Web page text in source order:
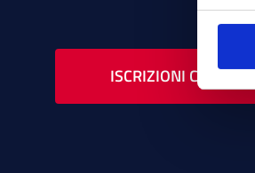
ISCRIZIONI CHIUSE